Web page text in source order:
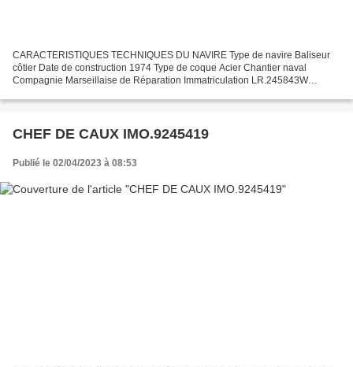
CARACTERISTIQUES TECHNIQUES DU NAVIRE Type de navire Baliseur
côtier Date de construction 1974 Type de coque Acier Chantier naval
Compagnie Marseillaise de Réparation Immatriculation LR.245843W
CHEF DE CAUX IMO.9245419
Publié le 02/04/2023 à 08:53